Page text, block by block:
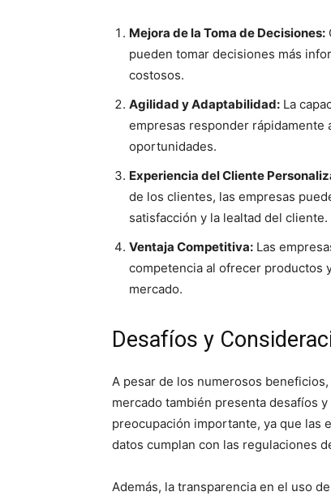
Mejora de la Toma de Decisiones:
pueden tomar decisiones más
costosos.
Agilidad y Adaptabilidad: La
empresas responder rápidamente
oportunidades.
Experiencia del Cliente
de los clientes, las empresas
satisfacción y la lealtad del cliente.
Ventaja Competitiva: Las
competencia al ofrecer productos
mercado.
Desafíos y
A pesar de los numerosos
mercado también presenta desafíos
preocupación importante, ya que las
datos cumplan con las regulaciones
Además, la transparencia en el uso